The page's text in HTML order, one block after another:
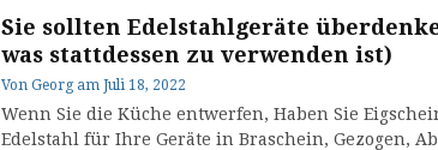
Sie sollten Edelstahlgeräte
was stattdessen zu verwenden ist)
Von Georg am Juli 18, 2022
Wenn Sie die Küche entwerfen, Haben Sie
Edelstahl für Ihre Geräte in Braschein, Gezogen,